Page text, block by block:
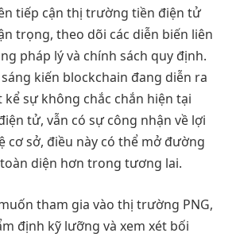
tiếp cận thị trường tiền điện tử
trọng, theo dõi các diễn biến liên
pháp lý và chính sách quy định.
kiến blockchain đang diễn ra
sự không chắc chắn hiện tại
tử, vẫn có sự công nhận về lợi
cơ sở, điều này có thể mở đường
diện hơn trong tương lai.
tham gia vào thị trường PNG,
định kỹ lưỡng và xem xét bối